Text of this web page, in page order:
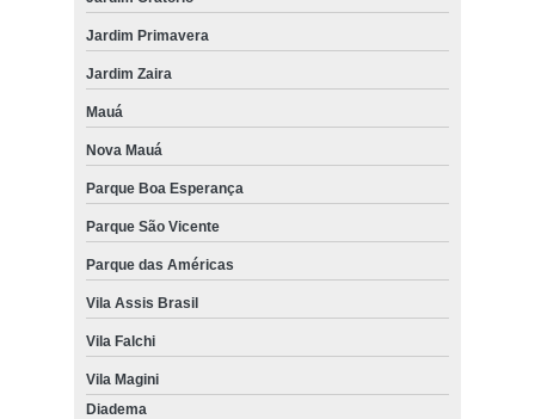
Jardim Primavera
Jardim Zaira
Mauá
Nova Mauá
Parque Boa Esperança
Parque São Vicente
Parque das Américas
Vila Assis Brasil
Vila Falchi
Vila Magini
Diadema